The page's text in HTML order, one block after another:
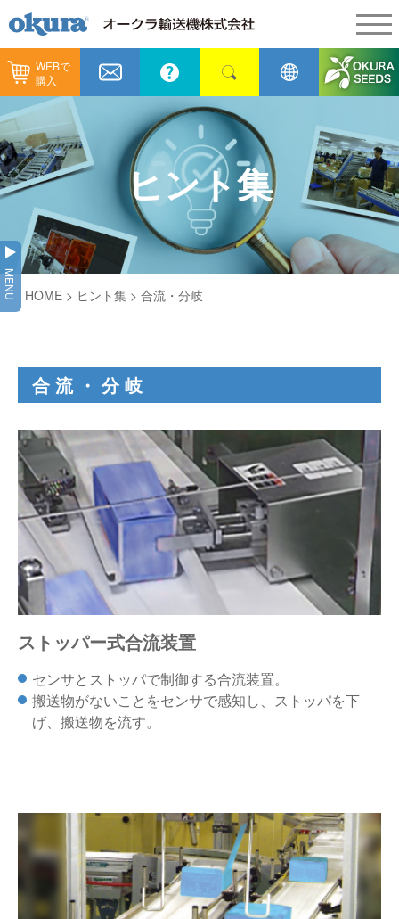
WEBで
購入
製品情報
製品情報
コンベヤ機器
コンベヤ機器を探す
用途から探す
コンベヤ機器の技術情報
GTPシステム
仕分けシステム
ピッキングシステム
保管システム
パレタイズ・デパレタイズシステム
バンニング・デバンニングシステム
バーチカル装置（垂直搬送機）
周辺機器
納入事例
納入事例
全業種
製造
物流
通販
食品
メンテナンス
カタログ／CAD
会社情報
会社情報
企業理念
会社概要
事業所一覧
オークラグループ
事業紹介
沿革
採用情報
オークラミュージアム
新着情報
生産終了品
物流用語集
オークラ育英財団
プライバシーポリシー
サイトポリシー
ヒント集
MENU HOME > ヒント集 > 合流・分岐
合流・分岐
ストッパー式合流装置
センサとストッパで制御する合流装置。
搬送物がないことをセンサで感知し、ストッパを下
げ、搬送物を流す。